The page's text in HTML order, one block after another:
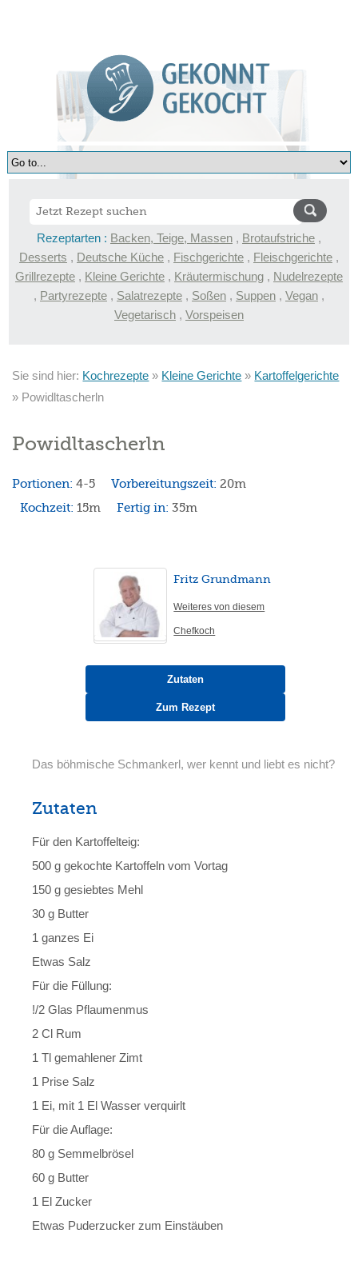
Rezeptarten : Backen, Teige, Massen , Brotaufstriche ,
Desserts , Deutsche Küche , Fischgerichte , Fleischgerichte ,
Grillrezepte , Kleine Gerichte , Kräutermischung , Nudelrezepte
, Partyrezepte , Salatrezepte , Soßen , Suppen , Vegan ,
Vegetarisch , Vorspeisen
Sie sind hier: Kochrezepte » Kleine Gerichte » Kartoffelgerichte
» Powidltascherln
Powidltascherln
Portionen:4-5 Vorbereitungszeit:20m
Kochzeit:15m Fertig in: 35m
Fritz Grundmann
Weiteres von diesem
Chefkoch
Zutaten
Zum Rezept
Das böhmische Schmankerl, wer kennt und liebt es nicht?
Zutaten
Für den Kartoffelteig:
500 g gekochte Kartoffeln vom Vortag
150 g gesiebtes Mehl
30 g Butter
1 ganzes Ei
Etwas Salz
Für die Füllung:
!/2 Glas Pflaumenmus
2 Cl Rum
1 Tl gemahlener Zimt
1 Prise Salz
1 Ei, mit 1 El Wasser verquirlt
Für die Auflage:
80 g Semmelbrösel
60 g Butter
1 El Zucker
Etwas Puderzucker zum Einstäuben